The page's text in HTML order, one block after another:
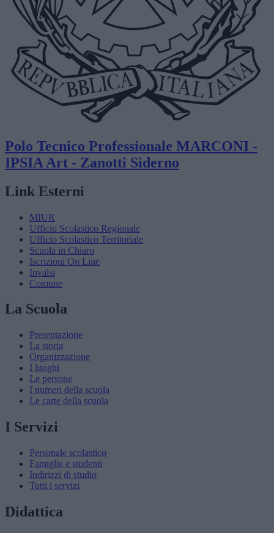
Polo Tecnico Professionale MARCONI -
IPSIA Art - Zanotti Siderno
Link Esterni
MIUR
Ufficio Scolastico Regionale
Ufficio Scolastico Territoriale
Scuola in Chiaro
Iscrizioni On Line
Invalsi
Comune
La Scuola
Presentazione
La storia
Organizzazione
I luoghi
Le persone
I numeri della scuola
Le carte della scuola
I Servizi
Personale scolastico
Famiglie e studenti
Indirizzi di studio
Tutti i servizi
Didattica